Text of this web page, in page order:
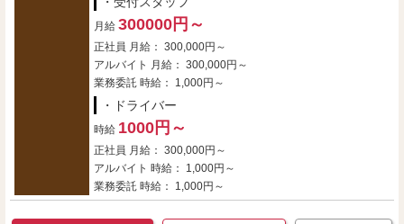
月給 300000円～
正社員 月給： 300,000円～
アルバイト 月給： 300,000円～
業務委託 時給： 1,000円～
・ドライバー
時給 1000円～
正社員 月給： 300,000円～
アルバイト 時給： 1,000円～
業務委託 時給： 1,000円～